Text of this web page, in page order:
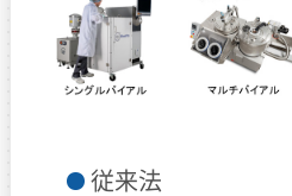
従来法